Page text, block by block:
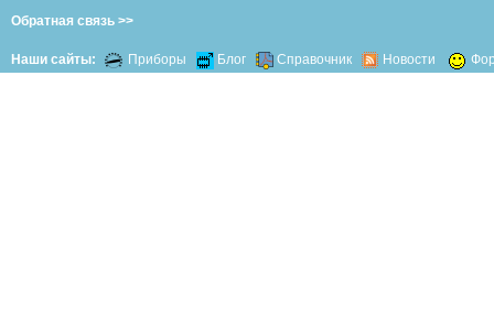
Обратная связь >>
Наши сайты: Приборы Блог Справочник Новости